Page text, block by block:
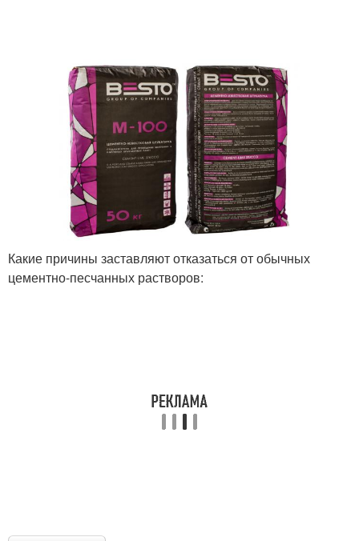
Какие причины заставляют отказаться от обычных
цементно-песчанных растворов: